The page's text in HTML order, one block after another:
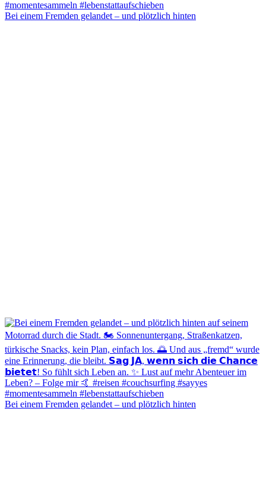
Bei einem Fremden gelandet – und plötzlich hinten
Bei einem Fremden gelandet – und plötzlich hinten